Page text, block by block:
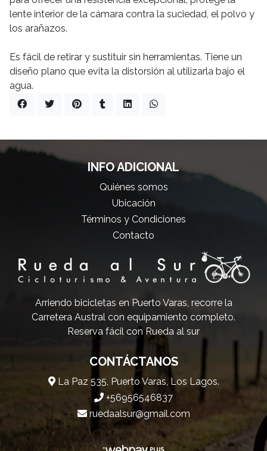
lente interior de la cámara contra la suciedad, el polvo y
los arañazos.
Es fácil de retirar y sustituir sin herramientas. Tiene un
diseño plano que evita la distorsión al utilizarla bajo el
agua.
INFO ADICIONAL
Quiénes somos
Ubicación
Términos y Condiciones
Contacto
Arriendo bicicletas en Puerto Varas, recorre la
Carretera Austral con equipamiento completo.
Reserva fácil con Rueda al sur
CONTÁCTANOS
La Paz 535, Puerto Varas, Los Lagos.
+56956546837
ruedaalsur@gmail.com